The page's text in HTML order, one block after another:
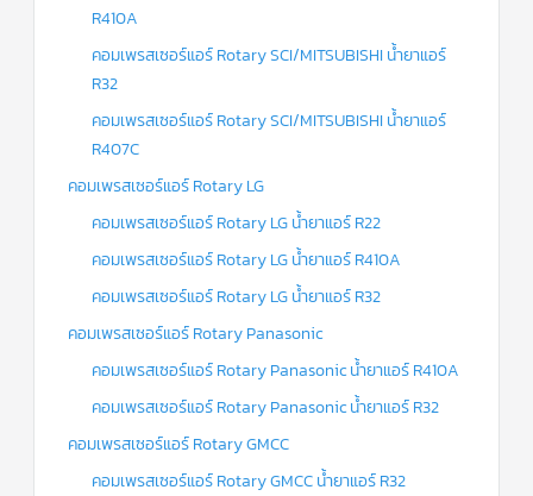
R410A
คอมเพรสเซอร์แอร์ Rotary SCI/MITSUBISHI น้ำยาแอร์
R32
คอมเพรสเซอร์แอร์ Rotary SCI/MITSUBISHI น้ำยาแอร์
R407C
คอมเพรสเซอร์แอร์ Rotary LG
คอมเพรสเซอร์แอร์ Rotary LG น้ำยาแอร์ R22
คอมเพรสเซอร์แอร์ Rotary LG น้ำยาแอร์ R410A
คอมเพรสเซอร์แอร์ Rotary LG น้ำยาแอร์ R32
คอมเพรสเซอร์แอร์ Rotary Panasonic
คอมเพรสเซอร์แอร์ Rotary Panasonic น้ำยาแอร์ R410A
คอมเพรสเซอร์แอร์ Rotary Panasonic น้ำยาแอร์ R32
คอมเพรสเซอร์แอร์ Rotary GMCC
คอมเพรสเซอร์แอร์ Rotary GMCC น้ำยาแอร์ R32